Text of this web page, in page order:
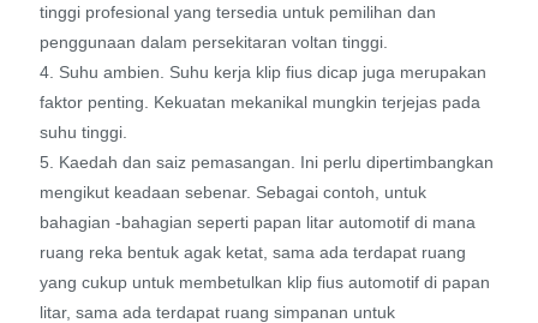
tinggi profesional yang tersedia untuk pemilihan dan
penggunaan dalam persekitaran voltan tinggi.
4. Suhu ambien. Suhu kerja klip fius dicap juga merupakan
faktor penting. Kekuatan mekanikal mungkin terjejas pada
suhu tinggi.
5. Kaedah dan saiz pemasangan. Ini perlu dipertimbangkan
mengikut keadaan sebenar. Sebagai contoh, untuk
bahagian -bahagian seperti papan litar automotif di mana
ruang reka bentuk agak ketat, sama ada terdapat ruang
yang cukup untuk membetulkan klip fius automotif di papan
litar, sama ada terdapat ruang simpanan untuk